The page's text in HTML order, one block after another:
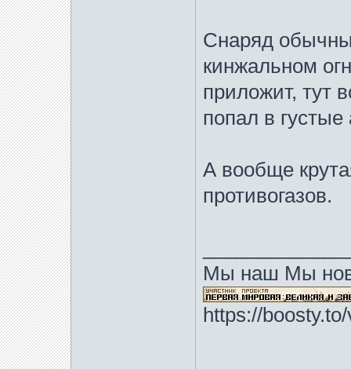
Снаряд
кинжальном
приложит, тут
попал в
А вообще
противогазов.
Мы наш Мы
https://